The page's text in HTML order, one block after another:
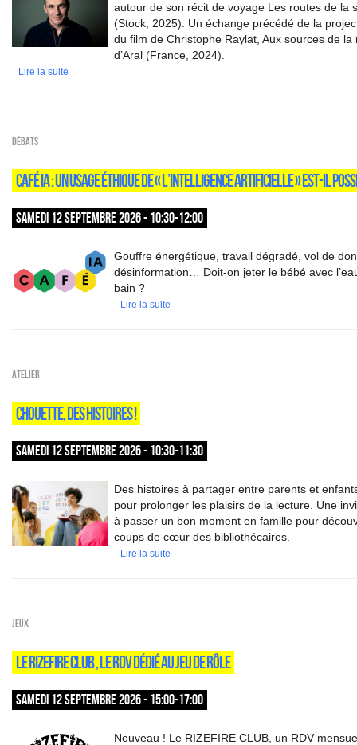
autour de son récit de voyage Les routes de la
(Stock, 2025). Un échange précédé de la
du film de Christophe Raylat, Aux sources de la
d’Aral (France, 2024).
Lire la suite
Débats
CAFÉ IA : UN USAGE ÉTHIQUE DE « L’INTELLIGENCE ARTIFICIELLE » EST-IL
SAMEDI 12 SEPTEMBRE 2026 - 10:30-12:00
Gouffre énergétique, travail dégradé, vol de
désinformation… Doit-on jeter le bébé avec
bain ?
Lire la suite
Atelier
CHOUETTE, DES HISTOIRES !
SAMEDI 12 SEPTEMBRE 2026 - 10:30-11:30
Des histoires à partager entre parents et
pour prolonger les plaisirs de la lecture. Une
à passer un bon moment en famille pour
coups de cœur des bibliothécaires.
Lire la suite
Jeux
LE RIZEFIRE CLUB , LE RDV DÉDIÉ AU JEU DE RÔLE
SAMEDI 12 SEPTEMBRE 2026 - 15:00-17:00
Nouveau ! Le RIZEFIRE CLUB, un RDV